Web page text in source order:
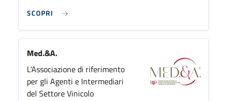
SCOPRI
Med.&A.
L'Associazione di riferimento
per gli Agenti e Intermediari
del Settore Vinicolo